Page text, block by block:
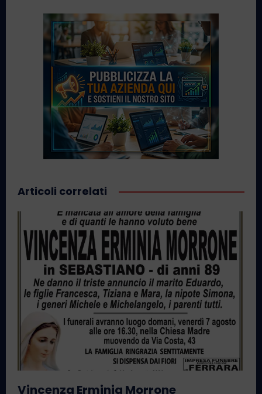
Articoli correlati
Vincenza Erminia Morrone